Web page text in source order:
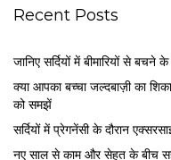
Recent Posts
जानिए सर्दियों में बीमारियों से बचने
क्या आपका बच्चा जल्दबाज़ी का
को समझें
सर्द‍ियों में प्रेगनेंसी के दौरान
नए साल से काम और सेहत के बीच